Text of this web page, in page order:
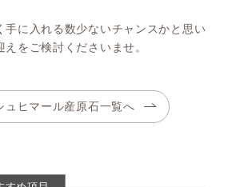
手に入れる数少ないチャンスかと思い
えをご検討くださいませ。
ュヒマール産原石一覧へ